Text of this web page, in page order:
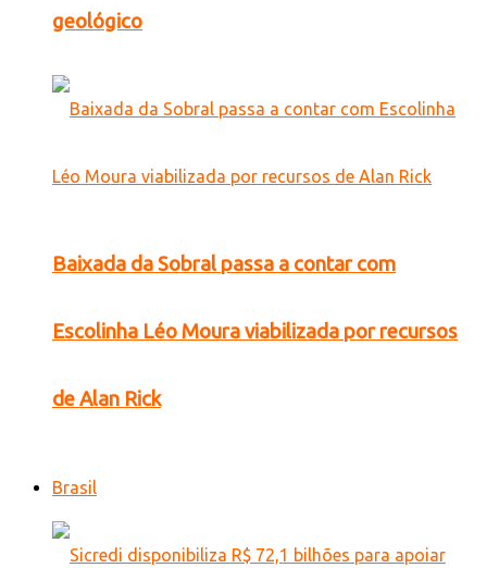
geológico
Baixada da Sobral passa a contar com
Escolinha Léo Moura viabilizada por recursos
de Alan Rick
Brasil